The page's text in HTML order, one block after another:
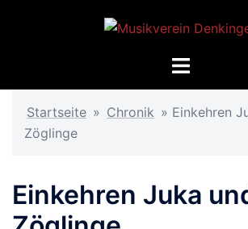
Startseite » Chronik » Einkehren
Zöglinge
Einkehren Juka